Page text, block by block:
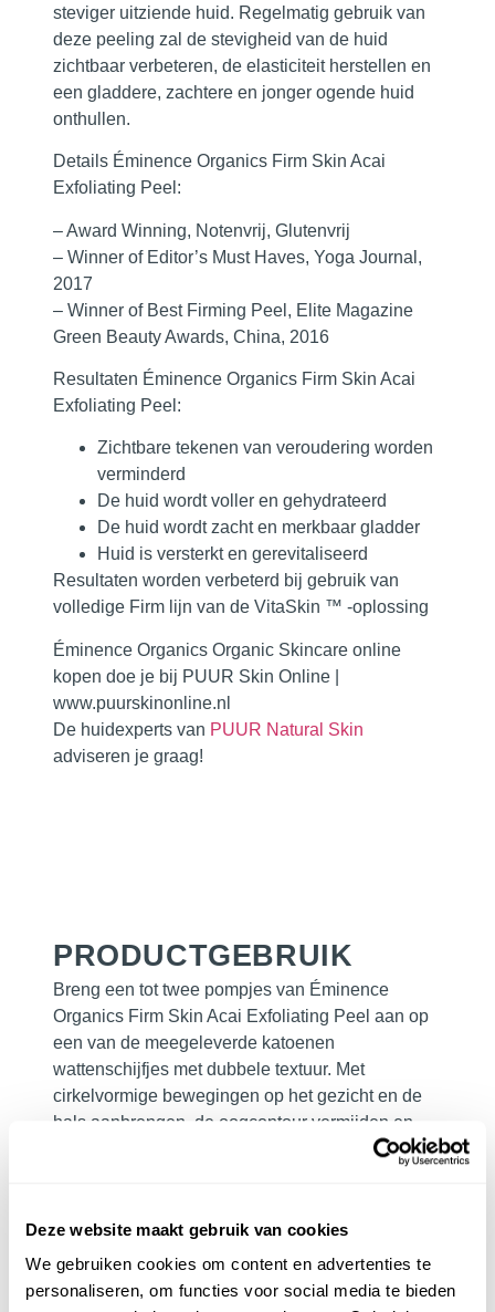
Deze website maakt gebruik van cookies
We gebruiken cookies om content en advertenties te
personaliseren, om functies voor social media te bieden
steviger uitziende huid. Regelmatig gebruik van
deze peeling zal de stevigheid van de huid
zichtbaar verbeteren, de elasticiteit herstellen en
een gladdere, zachtere en jonger ogende huid
onthullen.
Details Éminence Organics Firm Skin Acai
Exfoliating Peel:
– Award Winning, Notenvrij, Glutenvrij
– Winner of Editor’s Must Haves, Yoga Journal,
2017
– Winner of Best Firming Peel, Elite Magazine
Green Beauty Awards, China, 2016
Resultaten Éminence Organics Firm Skin Acai
Exfoliating Peel:
Zichtbare tekenen van veroudering worden
verminderd
De huid wordt voller en gehydrateerd
De huid wordt zacht en merkbaar gladder
Huid is versterkt en gerevitaliseerd
Resultaten worden verbeterd bij gebruik van
volledige Firm lijn van de VitaSkin ™ -oplossing
Éminence Organics Organic Skincare online
kopen doe je bij PUUR Skin Online |
www.puurskinonline.nl
De huidexperts van PUUR Natural Skin
adviseren je graag!
PRODUCTGEBRUIK
Breng een tot twee pompjes van Éminence
Organics Firm Skin Acai Exfoliating Peel aan op
een van de meegeleverde katoenen
wattenschijfjes met dubbele textuur. Met
cirkelvormige bewegingen op het gezicht en de
hals aanbrengen, de oogcontour vermijden en
BELANGRIJK:De huid zal gevoeliger zijn voor
de zon. Gebruik een zonbeschermingsmiddel,
draag beschermende kleding en beperk